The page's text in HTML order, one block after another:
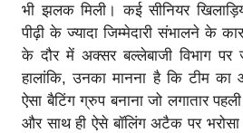
भी झलक मिली। कई सीनियर
पीढ़ी के ज्यादा जिम्मेदारी संभालने के
के दौर में अक्सर बल्लेबाजी विभाग पर
हालांकि, उनका मानना ​​है कि टीम
ऐसा बैटिंग ग्रुप बनाना जो लगातार
और साथ ही ऐसे बॉलिंग अटैक पर भरोसा